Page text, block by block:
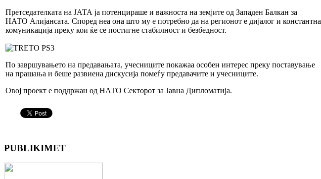
Претседателката на ЈАТА ја потенцираше и важноста на земјите од Западен Балкан за
НАТО Алијансата. Според неа она што му е потребно да на регионот е дијалог и константна
комуникација преку кои ќе се постигне стабилност и безбедност.
По завршувањето на предавањата, учесниците покажаа особен интерес преку поставување
на прашања и беше развиена дискусија помеѓу предавачите и учесниците.
Овој проект е поддржан од НАТО Секторот за Јавна Дипломатија.
PUBLIKIMET